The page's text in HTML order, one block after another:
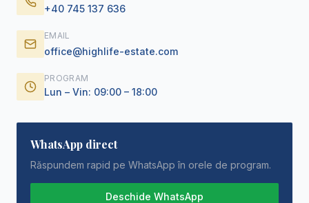
+40 745 137 636
EMAIL
office@highlife-estate.com
PROGRAM
Lun – Vin: 09:00 – 18:00
WhatsApp direct
Răspundem rapid pe WhatsApp în orele de program.
Deschide WhatsApp